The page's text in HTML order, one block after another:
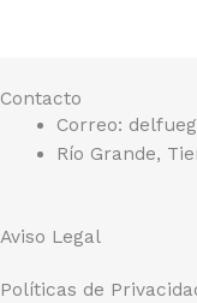
Contacto
Correo:
Río Grande,
Aviso Legal
Políticas de